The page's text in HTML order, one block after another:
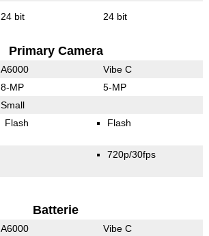
24 bit 24 bit
Primary Camera
A6000 Vibe C
8-MP 5-MP
Small
Flash Flash
720p/30fps
Batterie
A6000 Vibe C